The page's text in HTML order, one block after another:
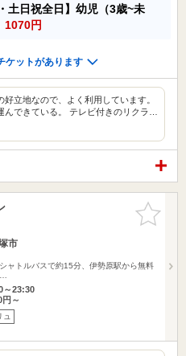
土日祝全日】幼児（3歳~未
1070円
ケットがあります
立地なので、よく利用しています。
んできている。 テレビ付きのリクラ…
お気に入
りに追加
市
ャトルバスで約15分、伊勢原駅から無料
～23:30
円～
ュ